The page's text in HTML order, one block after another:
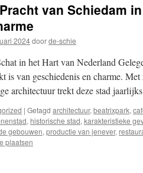
van Schiedam
2024doorde-schie
in het Hart van Nederland
is van geschiedenis en charme.
architectuur trekt deze stad
| Getagd architectuur, beatrixpark,
, historische stad, karakteristieke
gebouwen, productie van jenever,
plaatsen